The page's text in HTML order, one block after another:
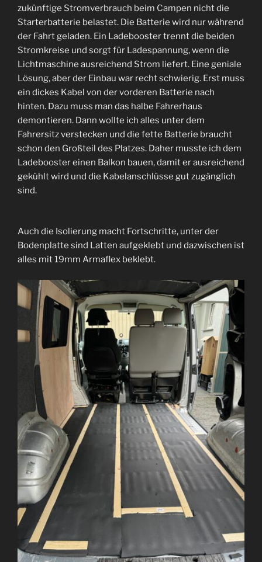
zukünftige Stromverbrauch beim Campen nicht die
Starterbatterie belastet. Die Batterie wird nur während
der Fahrt geladen. Ein Ladebooster trennt die beiden
Stromkreise und sorgt für Ladespannung, wenn die
Lichtmaschine ausreichend Strom liefert. Eine geniale
Lösung, aber der Einbau war recht schwierig. Erst muss
ein dickes Kabel von der vorderen Batterie nach
hinten. Dazu muss man das halbe Fahrerhaus
demontieren. Dann wollte ich alles unter dem
Fahrersitz verstecken und die fette Batterie braucht
schon den Großteil des Platzes. Daher musste ich dem
Ladebooster einen Balkon bauen, damit er ausreichend
gekühlt wird und die Kabelanschlüsse gut zugänglich
sind.
Auch die Isolierung macht Fortschritte, unter der
Bodenplatte sind Latten aufgeklebt und dazwischen ist
alles mit 19mm Armaflex beklebt.